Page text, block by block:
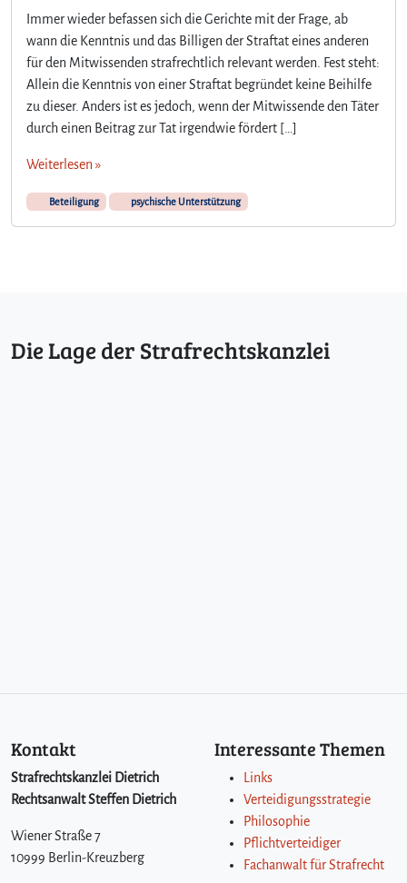
Immer wieder befassen sich die Gerichte mit der Frage, ab
wann die Kenntnis und das Billigen der Straftat eines anderen
für den Mitwissenden strafrechtlich relevant werden. Fest steht:
Allein die Kenntnis von einer Straftat begründet keine Beihilfe
zu dieser. Anders ist es jedoch, wenn der Mitwissende den Täter
durch einen Beitrag zur Tat irgendwie fördert […]
Weiterlesen »
Beteiligung psychische Unterstützung
Die Lage der Strafrechtskanzlei
Kontakt
Strafrechtskanzlei Dietrich
Rechtsanwalt Steffen Dietrich
Wiener Straße 7
10999 Berlin-Kreuzberg
Interessante Themen
Links
Verteidigungsstrategie
Philosophie
Pflichtverteidiger
Fachanwalt für Strafrecht